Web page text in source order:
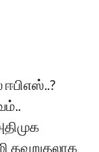
ஈபிஎஸ்..?
தவறுதலாக